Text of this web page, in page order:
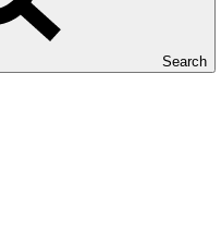
Search